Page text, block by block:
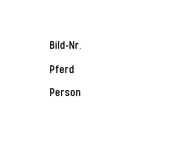
Bild-Nr.
Pferd
Person